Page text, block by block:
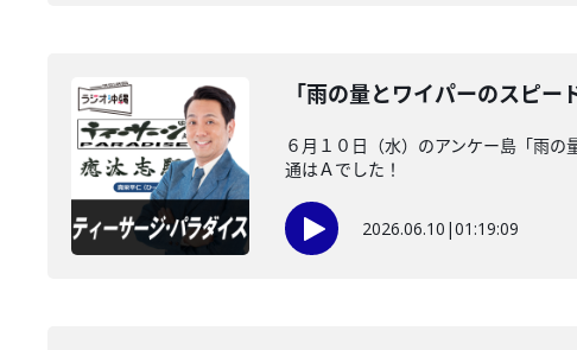
「雨の量とワイパーのスピー
６月１０日（水）のアンケー島「雨
通はＡでした！
2026.06.10 |01:19:09